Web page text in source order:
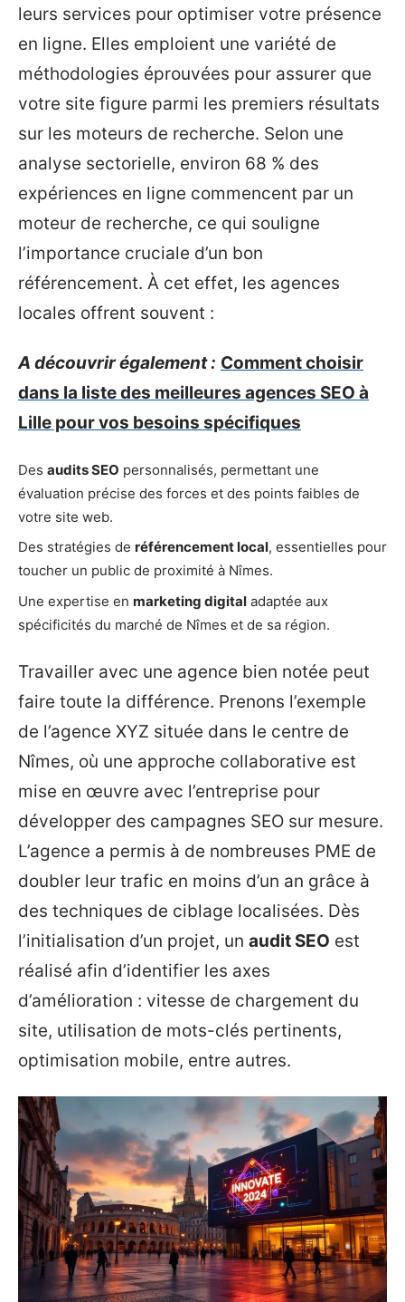
leurs services pour optimiser votre présence
en ligne. Elles emploient une variété de
méthodologies éprouvées pour assurer que
votre site figure parmi les premiers résultats
sur les moteurs de recherche. Selon une
analyse sectorielle, environ 68 % des
expériences en ligne commencent par un
moteur de recherche, ce qui souligne
l’importance cruciale d’un bon
référencement. À cet effet, les agences
locales offrent souvent :
A découvrir également : Comment choisir
dans la liste des meilleures agences SEO à
Lille pour vos besoins spécifiques
Des audits SEO personnalisés, permettant une
évaluation précise des forces et des points faibles de
votre site web.
Des stratégies de référencement local, essentielles pour
toucher un public de proximité à Nîmes.
Une expertise en marketing digital adaptée aux
spécificités du marché de Nîmes et de sa région.
Travailler avec une agence bien notée peut
faire toute la différence. Prenons l’exemple
de l’agence XYZ située dans le centre de
Nîmes, où une approche collaborative est
mise en œuvre avec l’entreprise pour
développer des campagnes SEO sur mesure.
L’agence a permis à de nombreuses PME de
doubler leur trafic en moins d’un an grâce à
des techniques de ciblage localisées. Dès
l’initialisation d’un projet, un audit SEO est
réalisé afin d’identifier les axes
d’amélioration : vitesse de chargement du
site, utilisation de mots-clés pertinents,
optimisation mobile, entre autres.